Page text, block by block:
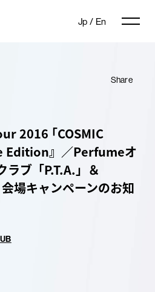
Jp / En
Share
2016 ｢COSMIC
Edition』／Perfumeオ
ラブ「P.T.A.」＆
会場キャンペーンのお知